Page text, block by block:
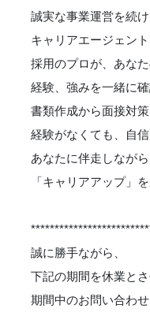
誠実な事業運営を続
キャリアエージェント
採用のプロが、あなた
経験、強みを一緒に確
書類作成から面接対
経験がなくても、自
あなたに伴走しながら
「キャリアアップ」
誠に勝手ながら、
下記の期間を休業と
期間中のお問い合わせ